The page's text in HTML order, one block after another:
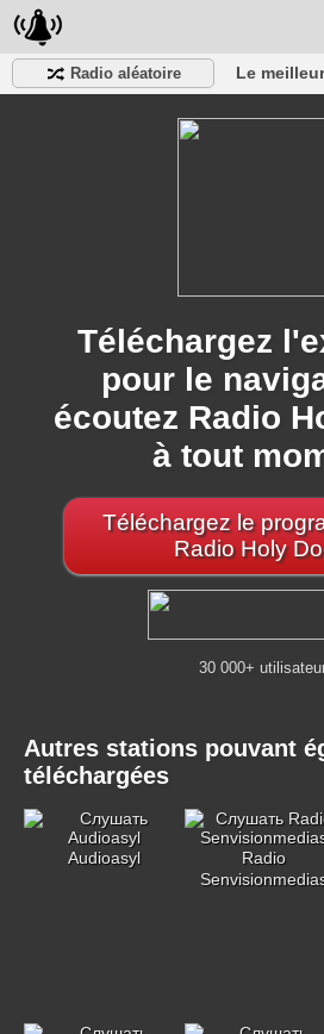
Radio aléatoire Le meilleur
Rap
Téléchargez
pour le
écoutez Radio
à tout
Téléchargez le
Radio Holy
30 000+
Autres stations pouvant
téléchargées
Audioasyl
Radio